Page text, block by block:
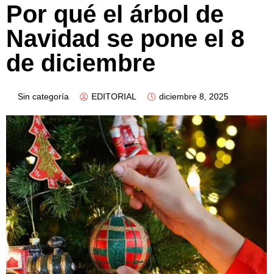
Por qué el árbol de
Navidad se pone el 8
de diciembre
Sin categoría EDITORIAL diciembre 8, 2025